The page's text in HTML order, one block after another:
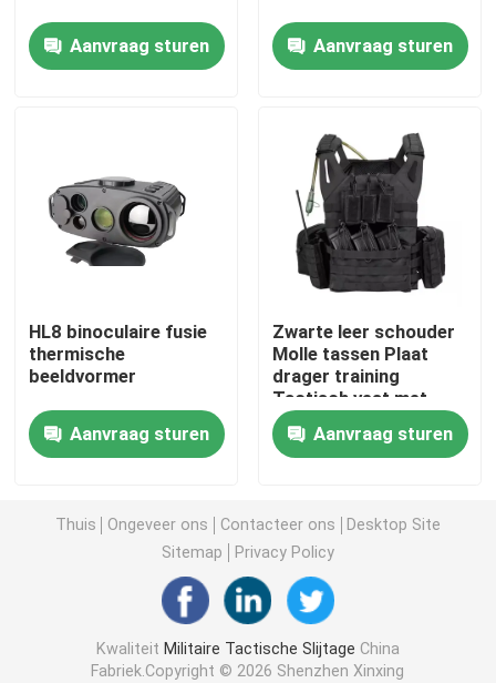
Vraag een offerte
Militair tactisch kogelvrij vest
Tactische Ballistische Helm
Kogelvrij Materiaal
Militaire Tactische Rugzak
Tactisch Openluchttoestel
Gevechts Tactische Laarzen
Gevechts Tactisch Vest
Aanvraag sturen Aanvraag sturen
HL8 binoculaire fusie
thermische
beeldvormer
Aanvraag sturen
Zwarte leer schouder
Molle tassen Plaat
drager training
Tactisch vest met
waterzak
Aanvraag sturen
Thuis Ongeveer ons Contacteer ons
Desktop Site
Sitemap
Privacy Policy
Kwaliteit Militaire Tactische Slijtage China
Fabriek.Copyright © 2026 Shenzhen Xinxing